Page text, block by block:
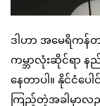
ဒါဟာ အမေရိကန်
ကမ္ဘာလုံးဆိုင်ရာ နည်
နေတာပါ။ နိုင်ငံ
ကြည့်တဲ့အခါမှာလ